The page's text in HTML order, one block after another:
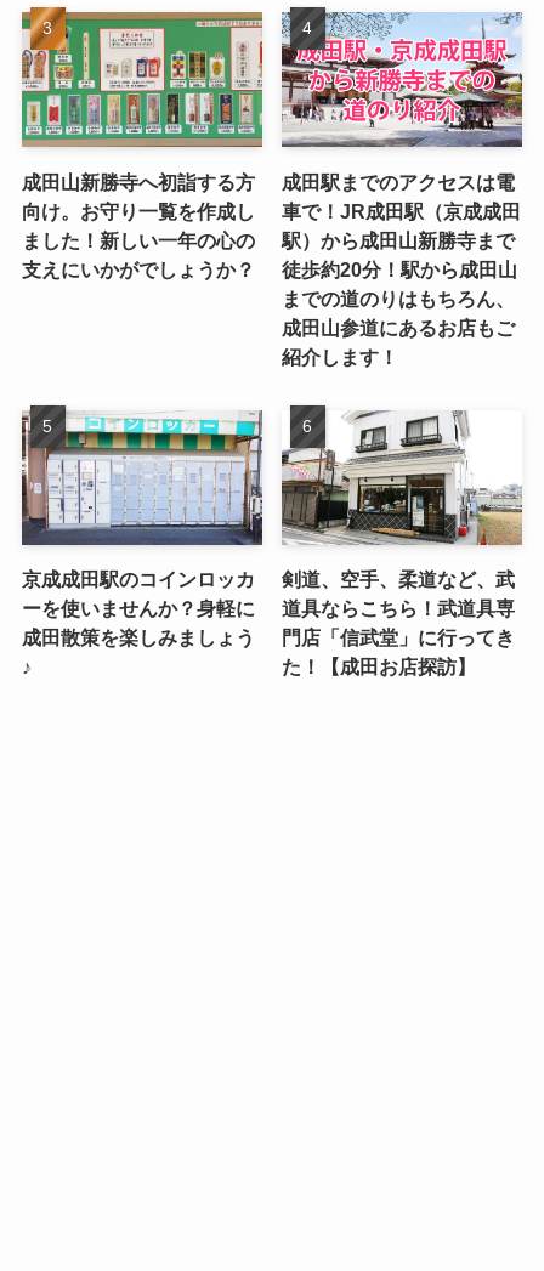
成田山新勝寺へ初詣する方
向け。お守り一覧を作成し
ました！新しい一年の心の
支えにいかがでしょうか？
成田駅までのアクセスは電
車で！JR成田駅（京成成田
駅）から成田山新勝寺まで
徒歩約20分！駅から成田山
までの道のりはもちろん、
成田山参道にあるお店もご
紹介します！
京成成田駅のコインロッカ
ーを使いませんか？身軽に
成田散策を楽しみましょう
♪
剣道、空手、柔道など、武
道具ならこちら！武道具専
門店「信武堂」に行ってき
た！【成田お店探訪】